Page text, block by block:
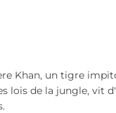
Khan, un tigre
lois de la jungle,